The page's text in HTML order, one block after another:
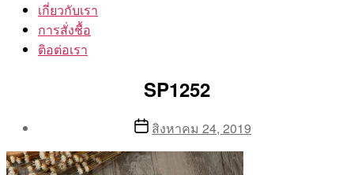
เกี่ยวกับเรา
การสั่งชื้อ
ติอต่อเรา
SP1252
By
Aea
Postสิงหาคม 24, 2019